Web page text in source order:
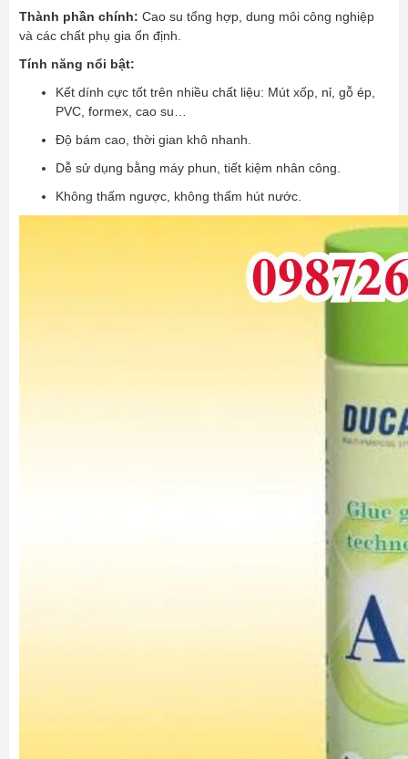
Thành phần chính: Cao su tổng hợp, dung môi công nghiệp
và các chất phụ gia ổn định.
Tính năng nổi bật:
Kết dính cực tốt trên nhiều chất liệu: Mút xốp, nỉ, gỗ ép,
PVC, formex, cao su…
Độ bám cao, thời gian khô nhanh.
Dễ sử dụng bằng máy phun, tiết kiệm nhân công.
Không thấm ngược, không thấm hút nước.